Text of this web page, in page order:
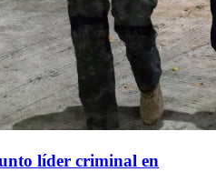
líder criminal en